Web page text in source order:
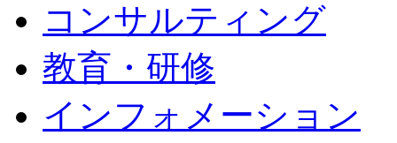
コンサルティング
教育・研修
インフォメーション